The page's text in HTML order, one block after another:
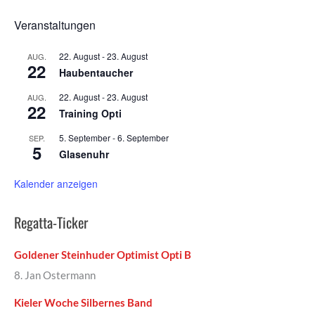
Veranstaltungen
AUG.
22
22. August-23. August
Haubentaucher
AUG.
22
22. August-23. August
Training Opti
SEP.
5
5. September-6. September
Glasenuhr
Kalender anzeigen
Regatta-Ticker
Goldener Steinhuder Optimist Opti B
8. Jan Ostermann
Kieler Woche Silbernes Band